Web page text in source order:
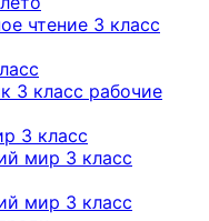
чтение 3 класс
3 класс рабочие
3 класс
мир 3 класс
мир 3 класс